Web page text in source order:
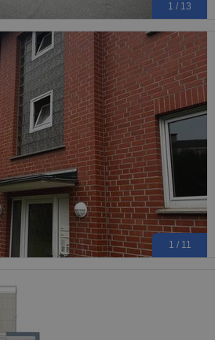
1 / 13
1 / 11